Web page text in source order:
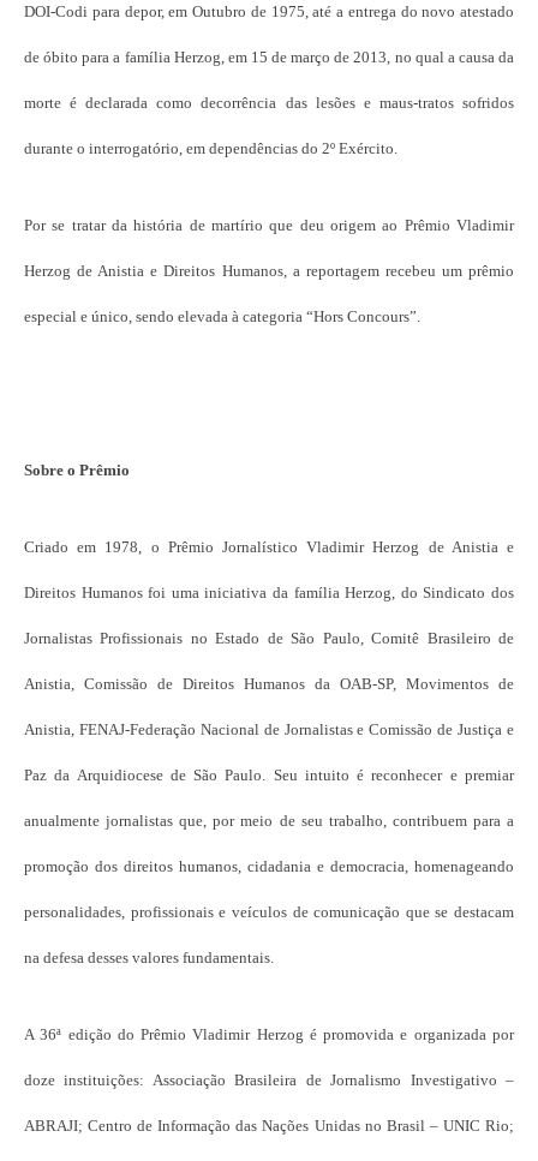
DOI-Codi para depor, em Outubro de 1975, até a entrega do novo atestado
de óbito para a família Herzog, em 15 de março de 2013, no qual a causa da
morte é declarada como decorrência das lesões e maus-tratos sofridos
durante o interrogatório, em dependências do 2º Exército.
Por se tratar da história de martírio que deu origem ao Prêmio Vladimir
Herzog de Anistia e Direitos Humanos, a reportagem recebeu um prêmio
especial e único, sendo elevada à categoria “Hors Concours”.
Sobre o Prêmio
Criado em 1978, o Prêmio Jornalístico Vladimir Herzog de Anistia e
Direitos Humanos foi uma iniciativa da família Herzog, do Sindicato dos
Jornalistas Profissionais no Estado de São Paulo, Comitê Brasileiro de
Anistia, Comissão de Direitos Humanos da OAB-SP, Movimentos de
Anistia, FENAJ-Federação Nacional de Jornalistas e Comissão de Justiça e
Paz da Arquidiocese de São Paulo. Seu intuito é reconhecer e premiar
anualmente jornalistas que, por meio de seu trabalho, contribuem para a
promoção dos direitos humanos, cidadania e democracia, homenageando
personalidades, profissionais e veículos de comunicação que se destacam
na defesa desses valores fundamentais.
A 36ª edição do Prêmio Vladimir Herzog é promovida e organizada por
doze instituições: Associação Brasileira de Jornalismo Investigativo –
ABRAJI; Centro de Informação das Nações Unidas no Brasil – UNIC Rio;